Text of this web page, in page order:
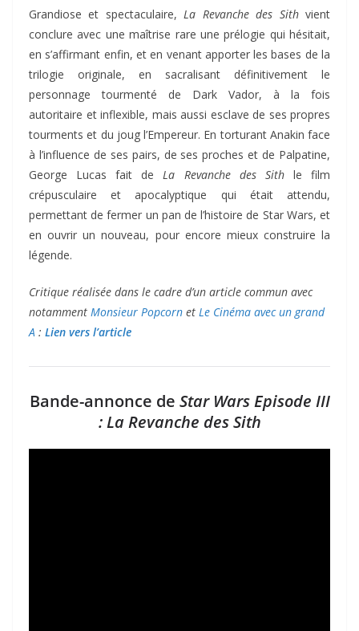
Grandiose et spectaculaire,La Revanche des Sithvient
conclure avec une maîtrise rare une prélogie qui hésitait,
en s’affirmant enfin, et en venant apporter les bases de la
trilogie originale, en sacralisant définitivement le
personnage tourmenté de Dark Vador, à la fois
autoritaire et inflexible, mais aussi esclave de ses propres
tourments et du joug l’Empereur. En torturant Anakin face
à l’influence de ses pairs, de ses proches et de Palpatine,
George Lucas fait deLa Revanche des Sithle film
crépusculaire et apocalyptique qui était attendu,
permettant de fermer un pan de l’histoire de Star Wars, et
en ouvrir un nouveau, pour encore mieux construire la
légende.
Critique réalisée dans le cadre d’un article commun avec
notamment Monsieur Popcorn et Le Cinéma avec un grand
A : Lien vers l’article
Bande-annonce de Star Wars Episode III
: La Revanche des Sith